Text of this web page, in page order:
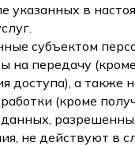
указанных в
субъектом
на передачу (кроме
доступа), а также
(кроме
не действуют в